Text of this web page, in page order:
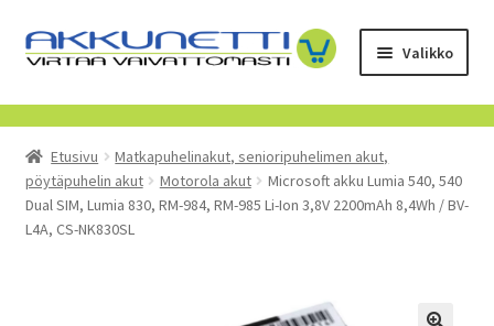
Siirry
navigointiin
Siirry
sisältöön
Valikko
Kauppa
Tietoa meistä
Yrityksille
Etusivu
Matkapuhelinakut, senioripuhelimen akut,
pöytäpuhelin akut
Motorola akut
Microsoft akku Lumia 540, 540
Dual SIM, Lumia 830, RM-984, RM-985 Li-Ion 3,8V 2200mAh 8,4Wh / BV-
L4A, CS-NK830SL